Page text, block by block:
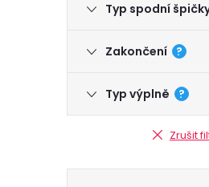
Typ spodní
Zakončení ?
Typ výplně ?
Zrušit